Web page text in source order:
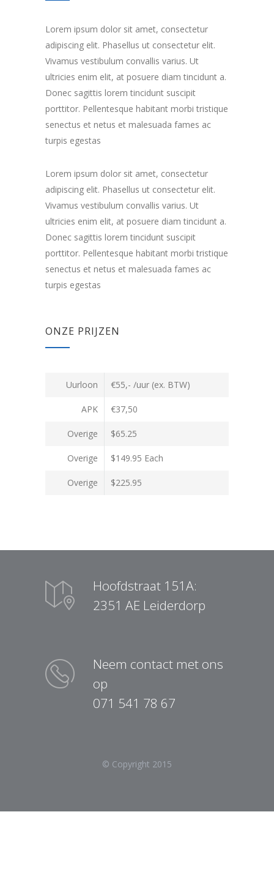
Lorem ipsum dolor sit amet, consectetur
adipiscing elit. Phasellus ut consectetur elit.
Vivamus vestibulum convallis varius. Ut
ultricies enim elit, at posuere diam tincidunt a.
Donec sagittis lorem tincidunt suscipit
porttitor. Pellentesque habitant morbi tristique
senectus et netus et malesuada fames ac
turpis egestas
Lorem ipsum dolor sit amet, consectetur
adipiscing elit. Phasellus ut consectetur elit.
Vivamus vestibulum convallis varius. Ut
ultricies enim elit, at posuere diam tincidunt a.
Donec sagittis lorem tincidunt suscipit
porttitor. Pellentesque habitant morbi tristique
senectus et netus et malesuada fames ac
turpis egestas
ONZE PRIJZEN
Uurloon €55,- /uur (ex. BTW)
APK €37,50
Overige $65.25
Overige $149.95 Each
Overige $225.95
Hoofdstraat 151A:
2351 AE Leiderdorp
Neem contact met ons
op
071 541 78 67
© Copyright 2015